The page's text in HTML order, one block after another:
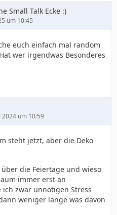
Small Talk Ecke :)
um 10:45
euch einfach mal random
Hat wer irgendwas Besonderes
um 10:59
steht jetzt, aber die Deko
die Feiertage und wieso
immer erst an
zwar unnötigen Stress
weniger lange was davon